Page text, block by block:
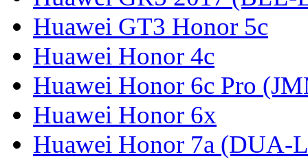
Huawei GT3 Honor 5c
Huawei Honor 4c
Huawei Honor 6c Pro
Huawei Honor 6x
Huawei Honor 7a (DUA-